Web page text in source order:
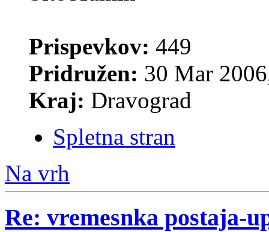
Prispevkov: 449
Pridružen: 30 Mar
Kraj: Dravograd
Spletna stran
Na vrh
Re: vremesnka postaja-